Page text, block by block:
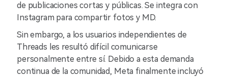
de publicaciones cortas y públicas. Se integra con
Instagram para compartir fotos y MD.
Sin embargo, a los usuarios independientes de
Threads les resultó difícil comunicarse
personalmente entre sí. Debido a esta demanda
continua de la comunidad, Meta finalmente incluyó